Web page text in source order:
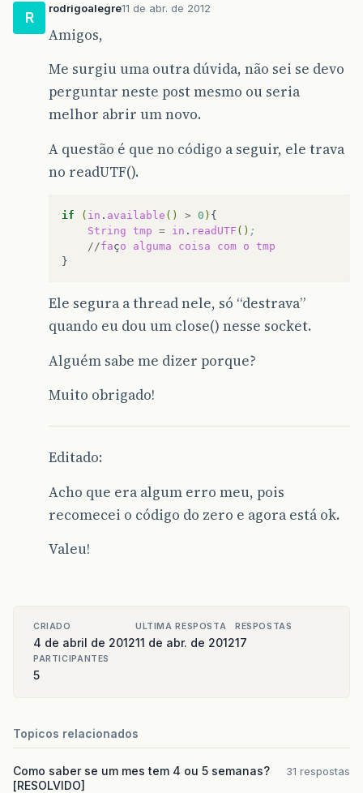
R
rodrigoalegre11 de abr. de 2012
Amigos,
Me surgiu uma outra dúvida, não sei se devo
perguntar neste post mesmo ou seria
melhor abrir um novo.
A questão é que no código a seguir, ele trava
no readUTF().
if ( in . available () > 0 )
String tmp = in . readUTF () ;
//faço alguma coisa com o tmp
Ele segura a thread nele, só “destrava”
quando eu dou um close() nesse socket.
Alguém sabe me dizer porque?
Muito obrigado!
Editado:
Acho que era algum erro meu, pois
recomecei o código do zero e agora está ok.
Valeu!
CRIADO
4 de abril de 2012
ULTIMA RESPOSTA
11 de abr. de 2012
RESPOSTAS
17
PARTICIPANTES
5
Topicos relacionados
Como saber se um mes tem 4 ou 5 semanas?
[RESOLVIDO]
31 respostas